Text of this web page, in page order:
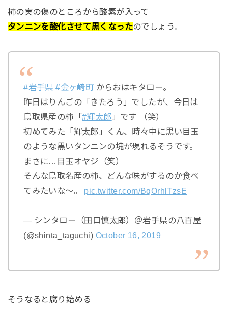
柿の実の傷のところから酸素が入って
タンニンを酸化させて黒くなったのでしょう。
#岩手県 #金ヶ崎町からおはキタロー。
昨日はりんごの「きたろう」でしたが、今日は
鳥取県産の柿「#輝太郎 」です （笑）
初めてみた「輝太郎」くん、時々中に黒い目玉
のような黒いタンニンの塊が現れるそうです。
まさに…目玉オヤジ（笑）
そんな鳥取名産の柿、どんな味がするのか食べ
てみたいな〜。 pic.twitter.com/BqOrhlTzsE
— シンタロー（田口慎太郎）＠岩手県の八百屋
(@shinta_taguchi) October 16, 2019
そうなると腐り始める